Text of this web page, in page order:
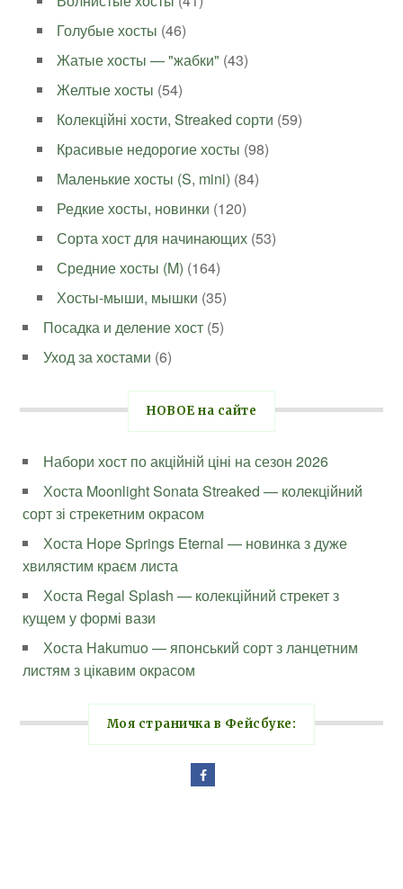
Голубые хосты (46)
Жатые хосты — "жабки" (43)
Желтые хосты (54)
Колекційні хости, Streaked сорти (59)
Красивые недорогие хосты (98)
Маленькие хосты (S, mini) (84)
Редкие хосты, новинки (120)
Сорта хост для начинающих (53)
Средние хосты (M) (164)
Хосты-мыши, мышки (35)
Посадка и деление хост (5)
Уход за хостами (6)
НОВОЕ на сайте
Набори хост по акційній ціні на сезон 2026
Хоста Moonlight Sonata Streaked — колекційний
сорт зі стрекетним окрасом
Хоста Hope Springs Eternal — новинка з дуже
хвилястим краєм листа
Хоста Regal Splash — колекційний стрекет з
кущем у формі вази
Хоста Hakumuo — японський сорт з ланцетним
листям з цікавим окрасом
Моя страничка в Фейсбуке: